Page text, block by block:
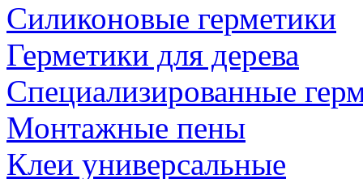
Силиконовые герметики
Герметики для дерева
Специализированные
Монтажные пены
Клеи универсальные